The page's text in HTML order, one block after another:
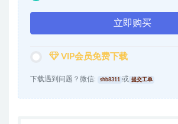
立即购买
VIP会员免费下载
下载遇到问题？微信: shb8311 或 提交工单